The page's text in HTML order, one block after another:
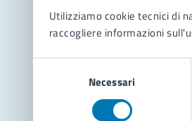
Utilizziamo cookie tecnici di
raccogliere informazioni
Necessari